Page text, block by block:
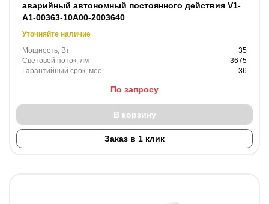
аварийный автономный постоянного действия V1-
A1-00363-10A00-2003640
Уточняйте наличие
Мощность, Вт
35
Световой поток, лм
3675
Гарантийный срок, мес
36
По запросу
В корзину
Заказ в 1 клик